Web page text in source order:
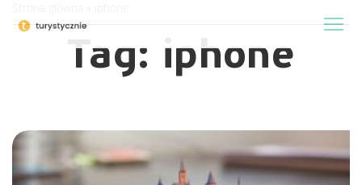
Tag: iphone